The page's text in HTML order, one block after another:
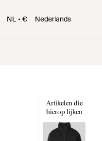
NL € Nederlands
Artikelen die
hierop lijken